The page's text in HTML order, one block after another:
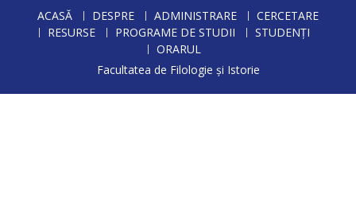
ACASĂ DESPRE ADMINISTRARE
CERCETARE
RESURSE
PROGRAME DE STUDII
STUDENȚI
ORARUL
Facultatea de Filologie și Istorie